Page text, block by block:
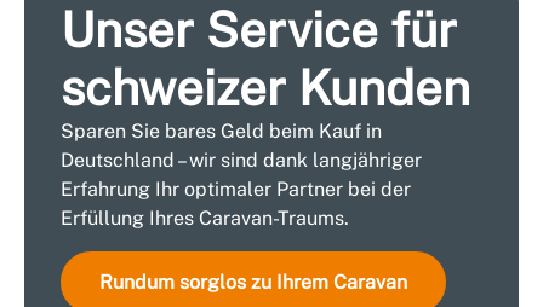
Unser Service für
schweizer Kunden
Sparen Sie bares Geld beim Kauf in
Deutschland – wir sind dank langjähriger
Erfahrung Ihr optimaler Partner bei der
Erfüllung Ihres Caravan-Traums.
Rundum sorglos zu Ihrem Caravan